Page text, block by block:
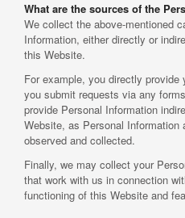
What are the sources of the
We collect the above-mentioned
Information, either directly or
this Website.
For example, you directly
you submit requests via any
provide Personal Information
Website, as Personal Information
observed and collected.
Finally, we may collect your
that work with us in connection
functioning of this Website and